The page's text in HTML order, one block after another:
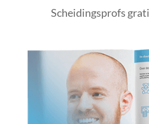
Scheidingsprofs